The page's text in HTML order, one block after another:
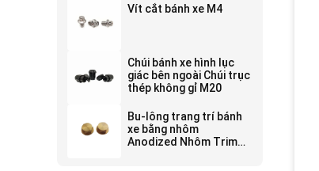
Vít cắt bánh xe M4
Chúi bánh xe hình lục
giác bên ngoài Chúi trục
thép không gỉ M20
Bu-lông trang trí bánh
xe bằng nhôm
Anodized Nhôm Trim